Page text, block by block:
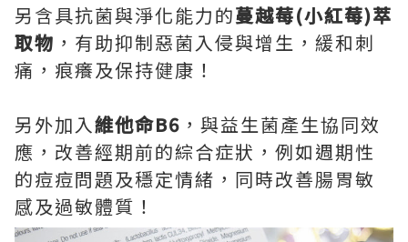
另含具抗菌與淨化能力的蔓越莓(小紅莓)萃
取物 ，有助抑制惡菌入侵與增生，緩和刺
痛，痕癢及保持健康！
另外加入維他命B6 ，與益生菌產生協同效
應，改善經期前的綜合症狀，例如週期性
的痘痘問題及穩定情緒，同時改善腸胃敏
感及過敏體質！